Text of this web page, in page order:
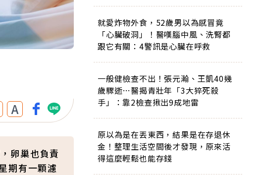
A
卵巢也負責
期有一顆濾
就愛炸物外食，52歲男以為感冒竟
「心臟破洞」！醫嘆腦中風、洗腎都
跟它有關：4警訊是心臟在呼救
一般健檢查不出！張元瀚、王凱40幾
歲驟逝…醫揭青壯年「3大猝死殺
手」：靠2檢查揪出9成地雷
原以為是在丟東西，結果是在存退休
金！整理生活空間後才發現，原來活
得這麼輕鬆也能存錢